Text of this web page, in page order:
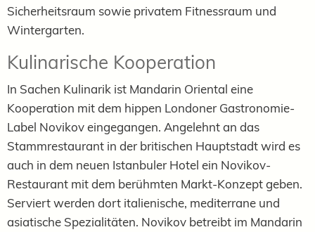
Sicherheitsraum sowie privatem Fitnessraum und
Wintergarten.
Kulinarische Kooperation
In Sachen Kulinarik ist Mandarin Oriental eine
Kooperation mit dem hippen Londoner Gastronomie-
Label Novikov eingegangen. Angelehnt an das
Stammrestaurant in der britischen Hauptstadt wird es
auch in dem neuen Istanbuler Hotel ein Novikov-
Restaurant mit dem berühmten Markt-Konzept geben.
Serviert werden dort italienische, mediterrane und
asiatische Spezialitäten. Novikov betreibt im Mandarin